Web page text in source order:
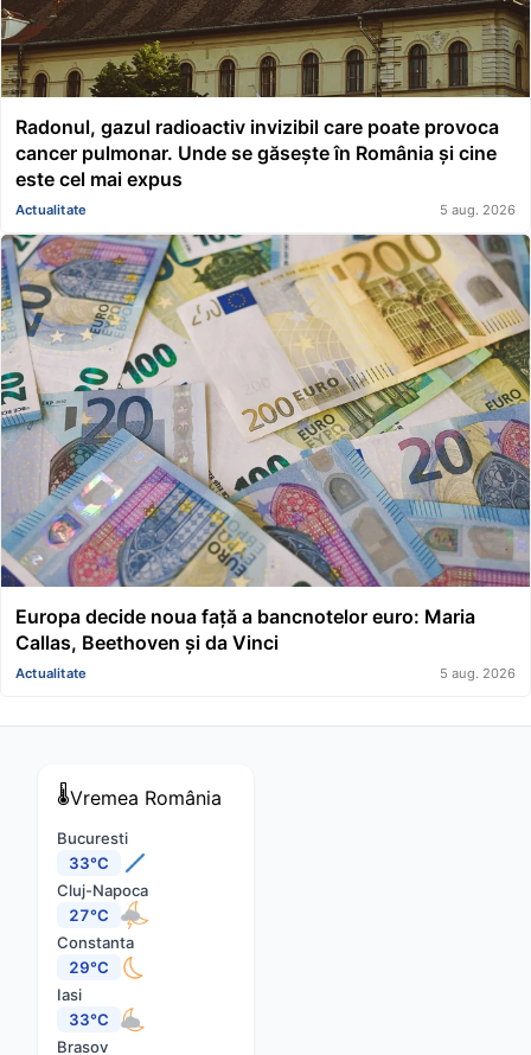
Radonul, gazul radioactiv invizibil care poate provoca
cancer pulmonar. Unde se găsește în România și cine
este cel mai expus
Actualitate 5 aug. 2026
Europa decide noua față a bancnotelor euro: Maria
Callas, Beethoven și da Vinci
Actualitate 5 aug. 2026
🌡️Vremea România
Bucuresti
33°C
Cluj-Napoca
27°C
Constanta
29°C
Iasi
33°C
Brasov